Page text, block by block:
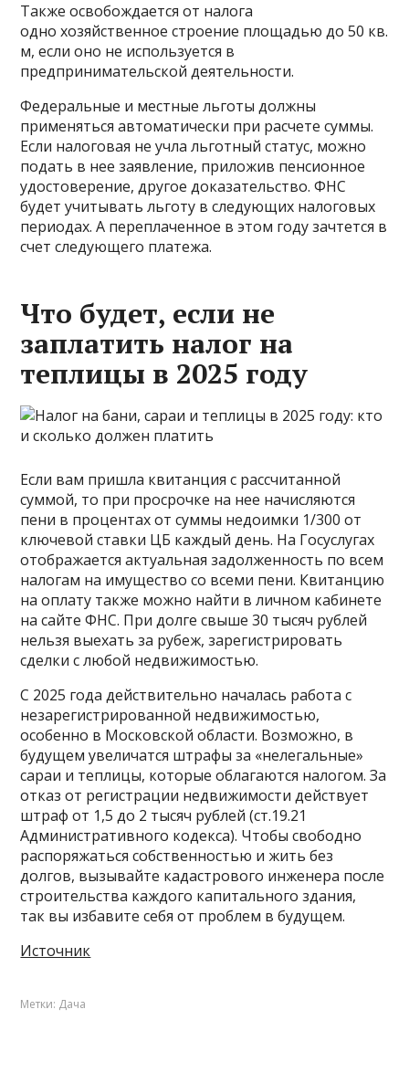
Также освобождается от налога
одно хозяйственное строение площадью до 50 кв.
м, если оно не используется в
предпринимательской деятельности.
Федеральные и местные льготы должны
применяться автоматически при расчете суммы.
Если налоговая не учла льготный статус, можно
подать в нее заявление, приложив пенсионное
удостоверение, другое доказательство. ФНС
будет учитывать льготу в следующих налоговых
периодах. А переплаченное в этом году зачтется в
счет следующего платежа.
Что будет, если не
заплатить налог на
теплицы в 2025 году
Если вам пришла квитанция с рассчитанной
суммой, то при просрочке на нее начисляются
пени в процентах от суммы недоимки 1/300 от
ключевой ставки ЦБ каждый день. На Госуслугах
отображается актуальная задолженность по всем
налогам на имущество со всеми пени. Квитанцию
на оплату также можно найти в личном кабинете
на сайте ФНС. При долге свыше 30 тысяч рублей
нельзя выехать за рубеж, зарегистрировать
сделки с любой недвижимостью.
С 2025 года действительно началась работа с
незарегистрированной недвижимостью,
особенно в Московской области. Возможно, в
будущем увеличатся штрафы за «нелегальные»
сараи и теплицы, которые облагаются налогом. За
отказ от регистрации недвижимости действует
штраф от 1,5 до 2 тысяч рублей (ст.19.21
Административного кодекса). Чтобы свободно
распоряжаться собственностью и жить без
долгов, вызывайте кадастрового инженера после
строительства каждого капитального здания,
так вы избавите себя от проблем в будущем.
Источник
Метки: Дача